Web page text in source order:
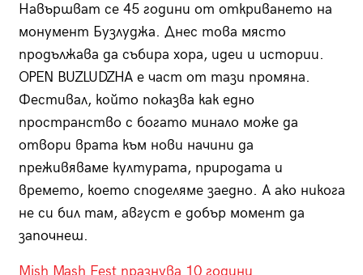
Навършват се 45 години от откриването на
монумент Бузлуджа. Днес това място
продължава да събира хора, идеи и истории.
OPEN BUZLUDZHA е част от тази промяна.
Фестивал, който показва как едно
пространство с богато минало може да
отвори врата към нови начини да
преживяваме културата, природата и
времето, което споделяме заедно. А ако никога
не си бил там, август е добър момент да
започнеш.
Mish Mash Fest празнува 10 години